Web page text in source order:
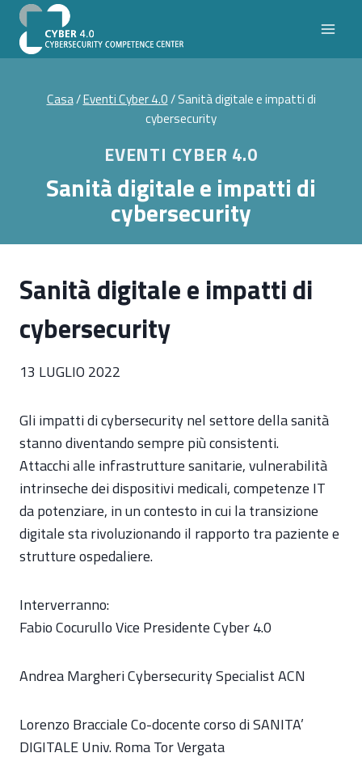
Salta
contenuto
Casa/Eventi Cyber 4.0/Sanità digitale e impatti di
cybersecurity
EVENTI CYBER 4.0
Sanità digitale e impatti di
cybersecurity
Sanità digitale e impatti di
cybersecurity
13 LUGLIO 2022
Gli impatti di cybersecurity nel settore della sanità
stanno diventando sempre più consistenti.
Attacchi alle infrastrutture sanitarie, vulnerabilità
intrinseche dei dispositivi medicali, competenze IT
da potenziare, in un contesto in cui la transizione
digitale sta rivoluzionando il rapporto tra paziente e
strutture ospedaliere.
Interverranno:
Fabio Cocurullo Vice Presidente Cyber 4.0
Andrea Margheri Cybersecurity Specialist ACN
Lorenzo Bracciale Co-docente corso di SANITA’
DIGITALE Univ. Roma Tor Vergata